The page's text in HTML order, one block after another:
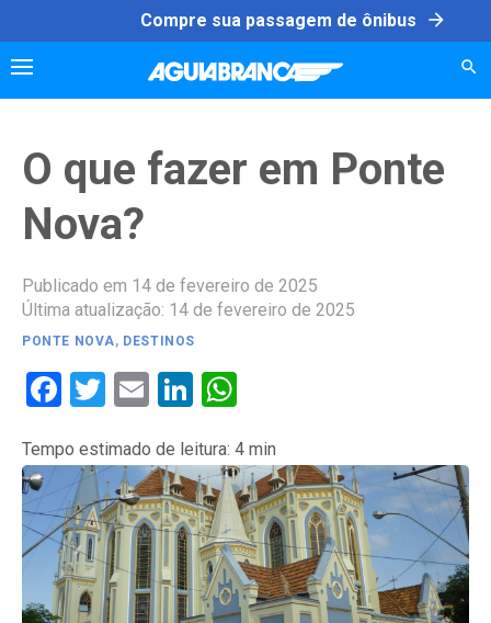
to
content
Compre sua passagem de ônibus arrow_forward
O que fazer em Ponte
Nova?
Publicado em 14 de fevereiro de 2025
Última atualização: 14 de fevereiro de 2025
PONTE NOVA, DESTINOS
Facebook
Twitter
EmailLinkedIn
Tempo estimado de leitura: 4 min